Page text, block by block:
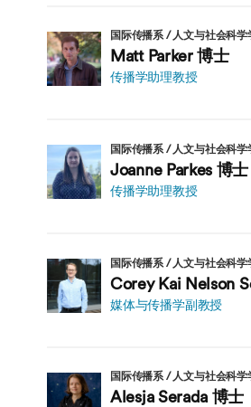
国际传播系 / 人文与社会科学
Matt Parker 博士
传播学助理教授
国际传播系 / 人文与社会科学
Joanne Parkes 博士
传播学助理教授
国际传播系 / 人文与社会科学
Corey Kai Nelson
媒体与传播学副教授
国际传播系 / 人文与社会科学
Alesja Serada 博士